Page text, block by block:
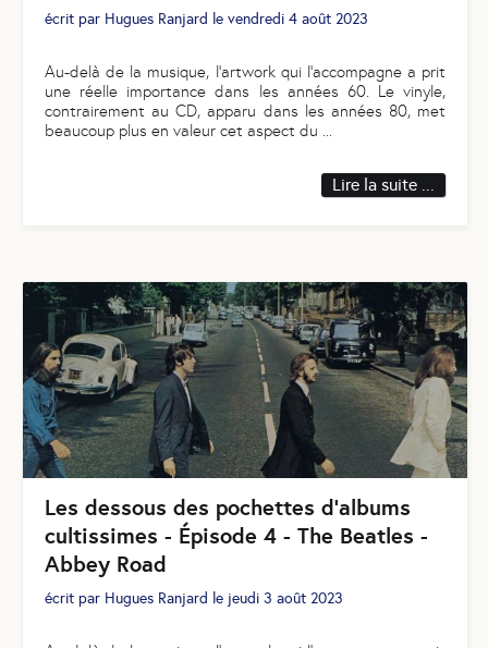
écrit par Hugues Ranjard le vendredi 4 août 2023
Au-delà de la musique, l’artwork qui l’accompagne a prit
une réelle importance dans les années 60. Le vinyle,
contrairement au CD, apparu dans les années 80, met
beaucoup plus en valeur cet aspect du
Lire la suite ...
Les dessous des pochettes d’albums
cultissimes - Épisode 4 - The Beatles -
Abbey Road
écrit par Hugues Ranjard le jeudi 3 août 2023